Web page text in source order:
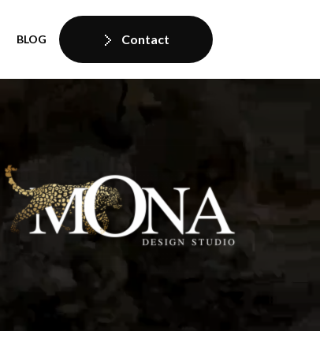
BLOG Contact